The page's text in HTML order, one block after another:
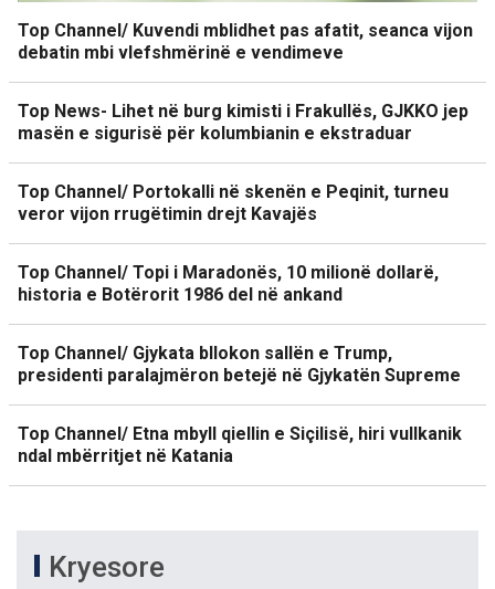
Top Channel/ Kuvendi mblidhet pas afatit, seanca vijon
debatin mbi vlefshmërinë e vendimeve
Top News- Lihet në burg kimisti i Frakullës, GJKKO jep
masën e sigurisë për kolumbianin e ekstraduar
Top Channel/ Portokalli në skenën e Peqinit, turneu
veror vijon rrugëtimin drejt Kavajës
Top Channel/ Topi i Maradonës, 10 milionë dollarë,
historia e Botërorit 1986 del në ankand
Top Channel/ Gjykata bllokon sallën e Trump,
presidenti paralajmëron betejë në Gjykatën Supreme
Top Channel/ Etna mbyll qiellin e Siçilisë, hiri vullkanik
ndal mbërritjet në Katania
Kryesore